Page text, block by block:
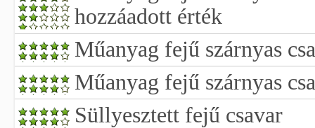
hozzáadott érték
Műanyag fejű szárnyas
Műanyag fejű szárnyas
Süllyesztett fejű csavar